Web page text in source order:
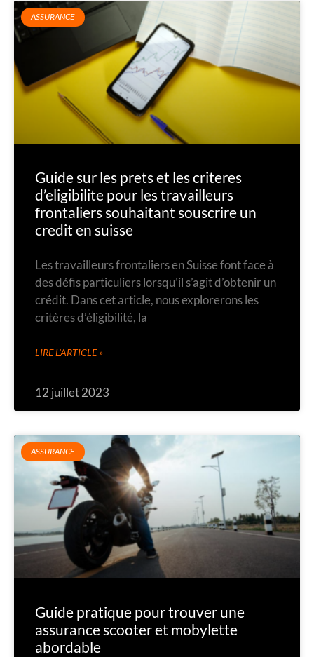
ASSURANCE
Guide sur les prets et les criteres
d’eligibilite pour les travailleurs
frontaliers souhaitant souscrire un
credit en suisse
Les travailleurs frontaliers en Suisse font face à
des défis particuliers lorsqu’il s’agit d’obtenir un
crédit. Dans cet article, nous explorerons les
critères d’éligibilité, la
LIRE L'ARTICLE »
12 juillet 2023
ASSURANCE
Guide pratique pour trouver une
assurance scooter et mobylette
abordable